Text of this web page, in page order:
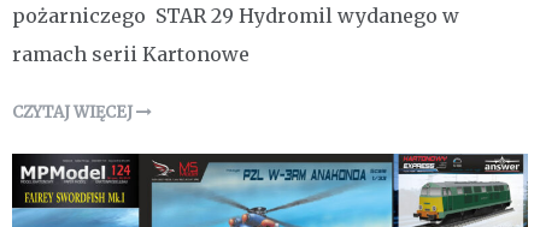
pożarniczego STAR 29 Hydromil wydanego w
ramach serii Kartonowe
CZYTAJ WIĘCEJ